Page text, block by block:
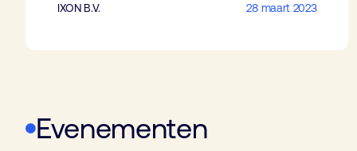
IXON B.V. 28 maart 2023
Evenementen
Productie Proces Automatisering